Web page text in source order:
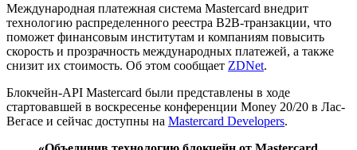
Международная платежная система Mastercard внедрит
технологию распределенного реестра B2B-транзакции, что
поможет финансовым институтам и компаниям повысить
скорость и прозрачность международных платежей, а также
снизит их стоимость. Об этом сообщает ZDNet.
Блокчейн-API Mastercard были представлены в ходе
стартовавшей в воскресенье конференции Money 20/20 в Лас-
Вегасе и сейчас доступны на Mastercard Developers.